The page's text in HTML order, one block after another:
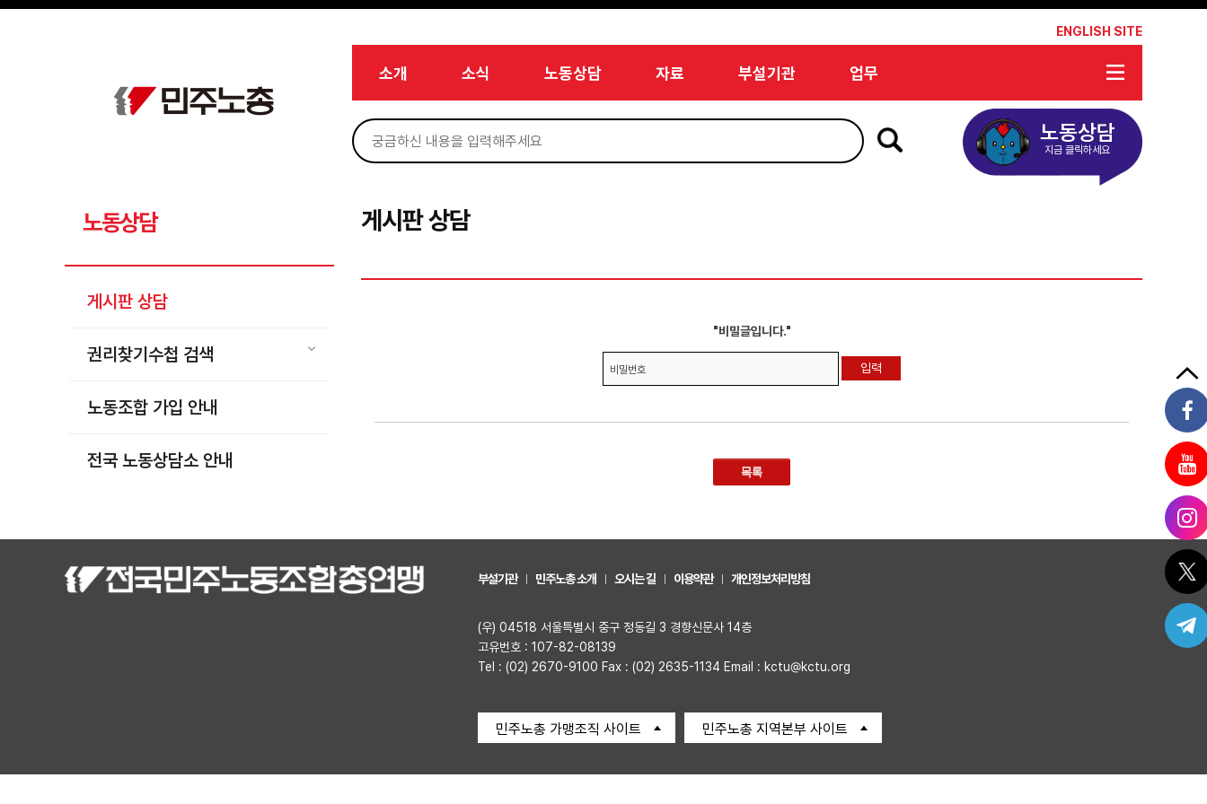
메뉴 건너뛰기
ENGLISH SITE
소개 소식 노동상담 자료 부설기관 업무
노동상담
지금 클릭하세요
노동상담
게시판 상담
권리찾기수첩 검색
노동조합 가입 안내
전국 노동상담소 안내
게시판 상담
"비밀글입니다."
비밀번호
목록
부설기관 민주노총 소개 오시는 길 이용약관 개인정보처리방침
(우) 04518 서울특별시 중구 정동길 3 경향신문사 14층
고유번호 : 107-82-08139
Tel : (02) 2670-9100 Fax : (02) 2635-1134 Email : kctu@kctu.org
민주노총 가맹조직 사이트 민주노총 지역본부 사이트
권리찾기수첩 검색
찾아보기
노동조합 가입 안내
Sketchbook5, 스케치북5
Sketchbook5, 스케치북5